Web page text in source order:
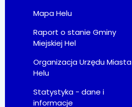
Mapa Helu
Raport o stanie Gminy
Miejskiej Hel
Organizacja Urzędu Miasta
Helu
Statystyka - dane i
informacje